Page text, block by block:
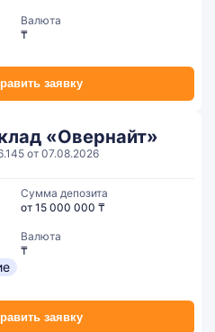
заявку
Валюта
₸
«Овернайт»
от 07.08.2026
заявку
Сумма депозита
от 15 000 000 ₸
Валюта
₸